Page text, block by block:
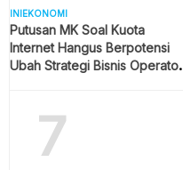
INIEKONOMI
Putusan MK Soal Kuota
Internet Hangus Berpotensi
Ubah Strategi Bisnis Operator
7